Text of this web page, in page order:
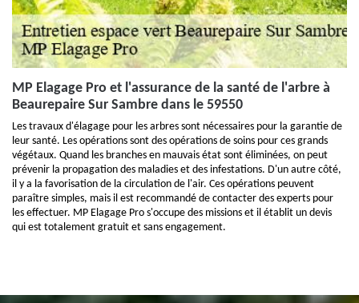
MP Elagage Pro et l'assurance de la santé de l'arbre à
Beaurepaire Sur Sambre dans le 59550
Les travaux d'élagage pour les arbres sont nécessaires pour la garantie de
leur santé. Les opérations sont des opérations de soins pour ces grands
végétaux. Quand les branches en mauvais état sont éliminées, on peut
prévenir la propagation des maladies et des infestations. D'un autre côté,
il y a la favorisation de la circulation de l'air. Ces opérations peuvent
paraître simples, mais il est recommandé de contacter des experts pour
les effectuer. MP Elagage Pro s'occupe des missions et il établit un devis
qui est totalement gratuit et sans engagement.